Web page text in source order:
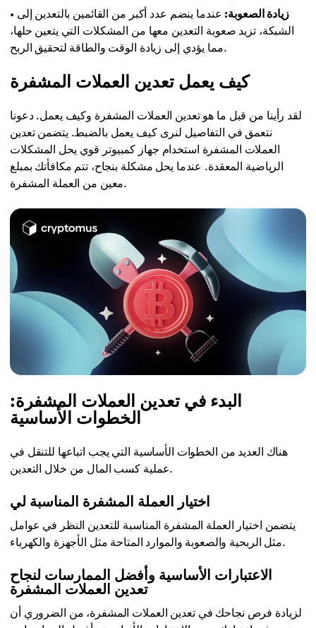
• زيادة الصعوبة: عندما ينضم عدد أكبر من القائمين بالتعدين إلى
الشبكة، تزيد صعوبة التعدين معها من المشكلات التي يتعين حلها،
مما يؤدي إلى زيادة الوقت والطاقة لتحقيق الربح.
كيف يعمل تعدين العملات المشفرة
لقد رأينا من قبل ما هو تعدين العملات المشفرة وكيف يعمل. دعونا
نتعمق في التفاصيل لنرى كيف يعمل بالضبط. يتضمن تعدين
العملات المشفرة استخدام جهاز كمبيوتر قوي يحل المشكلات
الرياضية المعقدة. عندما يحل مشكلة بنجاح، تتم مكافأتك بمبلغ
معين من العملة المشفرة.
البدء في تعدين العملات المشفرة:
الخطوات الأساسية
هناك العديد من الخطوات الأساسية التي يجب اتباعها للتنقل في
عملية كسب المال من خلال التعدين.
اختيار العملة المشفرة المناسبة لي
يتضمن اختيار العملة المشفرة المناسبة للتعدين النظر في عوامل
مثل الربحية والصعوبة والموارد المتاحة مثل الأجهزة والكهرباء.
الاعتبارات الأساسية وأفضل الممارسات لنجاح
تعدين العملات المشفرة
لزيادة فرص نجاحك في تعدين العملات المشفرة، من الضروري أن